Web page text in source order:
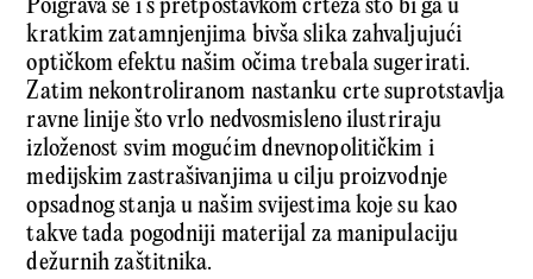
Poigrava se i s pretpostavkom crteža što bi ga u
kratkim zatamnjenjima bivša slika zahvaljujući
optičkom efektu našim očima trebala sugerirati.
Zatim nekontroliranom nastanku crte suprotstavlja
ravne linije što vrlo nedvosmisleno ilustriraju
izloženost svim mogućim dnevnopolitičkim i
medijskim zastrašivanjima u cilju proizvodnje
opsadnog stanja u našim svijestima koje su kao
takve tada pogodniji materijal za manipulaciju
dežurnih zaštitnika.